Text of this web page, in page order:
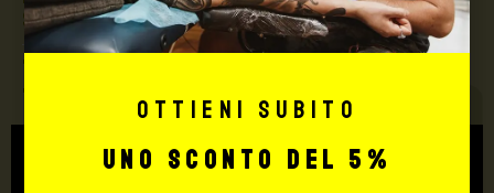
Supply
TUTTO PER IL TUO
TATTOO STUDIOOttieni subito
uno sconto del 5%